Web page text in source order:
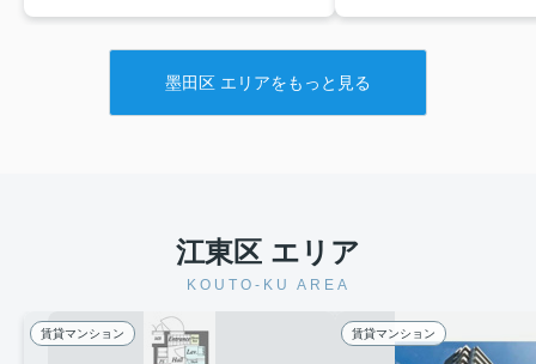
墨田区 エリアをもっと見る
江東区 エリア
KOUTO-KU AREA
賃貸マンション 賃貸マンション